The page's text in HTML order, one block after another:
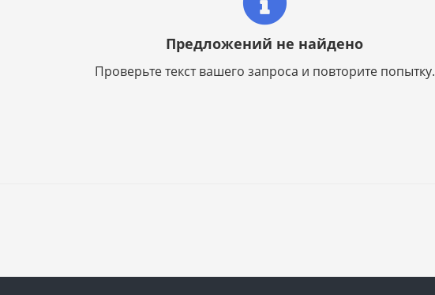
Предложений не найдено
Проверьте текст вашего запроса и повторите попытку.